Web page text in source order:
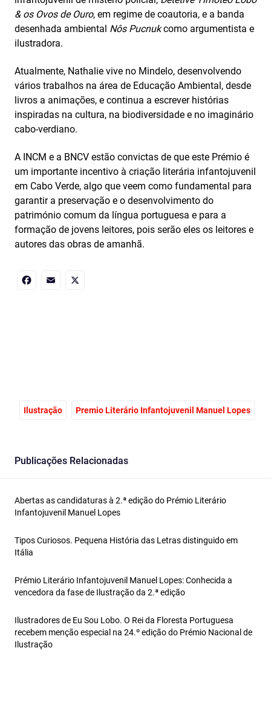
& os Ovos de Ouro, em regime de coautoria, e a banda
desenhada ambiental Nôs Pucnukcomo argumentista e
ilustradora.
Atualmente, Nathalie vive no Mindelo, desenvolvendo
vários trabalhos na área de Educação Ambiental, desde
livros a animações, e continua a escrever histórias
inspiradas na cultura, na biodiversidade e no imaginário
cabo-verdiano.
A INCM e a BNCV estão convictas de que este Prémio é
um importante incentivo à criação literária infantojuvenil
em Cabo Verde, algo que veem como fundamental para
garantir a preservação e o desenvolvimento do
património comum da língua portuguesa e para a
formação de jovens leitores, pois serão eles os leitores e
autores das obras de amanhã.
Ilustração Premio Literário Infantojuvenil Manuel Lopes
Publicações Relacionadas
Abertas as candidaturas à 2.ª edição do Prémio Literário
Infantojuvenil Manuel Lopes
Tipos Curiosos. Pequena História das Letras distinguido em
Itália
Prémio Literário Infantojuvenil Manuel Lopes: Conhecida a
vencedora da fase de Ilustração da 2.ª edição
Ilustradores de Eu Sou Lobo. O Rei da Floresta Portuguesa
recebem menção especial na 24.º edição do Prémio Nacional de
Ilustração